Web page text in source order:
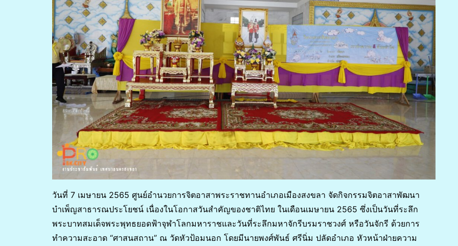
วันที่ 7 เมษายน 2565 ศูนย์อำนวยการจิตอาสาพระราชทานอำเภอเมืองสงขลา จัดกิจกรรมจิตอาสาพัฒนา
บำเพ็ญสาธารณประโยชน์ เนื่องในโอกาสวันสำคัญของชาติไทย ในเดือนเมษายน 2565 ซึ่งเป็นวันที่ระลึก
พระบาทสมเด็จพระพุทธยอดฟ้าจุฬาโลกมหาราชและวันที่ระลึกมหาจักรีบรมราชวงศ์ หรือวันจักรี ด้วยการ
ทำความสะอาด “ศาสนสถาน” ณ วัดหัวป้อมนอก โดยมีนายพงศ์พันธ์ ศรีนิ่ม ปลัดอำเภอ หัวหน้าฝ่ายความ